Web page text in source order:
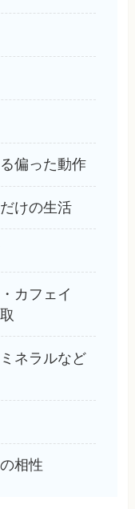
偏った動作
けの生活
カフェイ
ネラルなど
相性